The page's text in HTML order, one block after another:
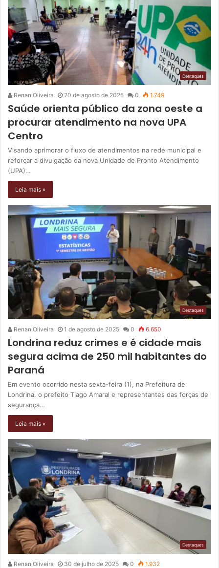
Destaques
Renan Oliveira 20 de agosto de 2025 0 1.749
Saúde orienta público da zona oeste a
procurar atendimento na nova UPA
Centro
Visando aprimorar o fluxo de atendimentos na rede municipal e
reforçar a divulgação da nova Unidade de Pronto Atendimento
(UPA)…
Leia mais »
Destaques
Renan Oliveira 1 de agosto de 2025 0 6.650
Londrina reduz crimes e é cidade mais
segura acima de 250 mil habitantes do
Paraná
Em evento ocorrido nesta sexta-feira (1), na Prefeitura de
Londrina, o prefeito Tiago Amaral e representantes das forças de
segurança…
Leia mais »
Destaques
Renan Oliveira 30 de julho de 2025 0 1.932